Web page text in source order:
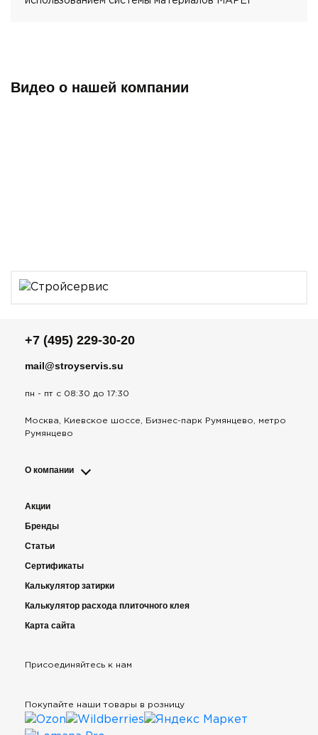
Видео о нашей компании
О компании
Акции
Бренды
Статьи
Сертификаты
Калькулятор затирки
Калькулятор расхода плиточного клея
Карта сайта
+7 (495) 229-30-20
mail@stroyservis.su
пн - пт с 08:30 до 17:30
Москва, Киевское шоссе, Бизнес-парк Румянцево, метро
Румянцево
Присоединяйтесь к нам
Покупайте наши товары в розницу